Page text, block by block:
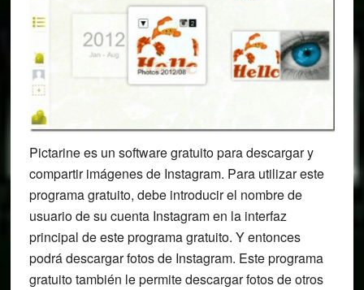
Pictarine es un software gratuito para descargar y
compartir imágenes de Instagram. Para utilizar este
programa gratuito, debe introducir el nombre de
usuario de su cuenta Instagram en la interfaz
principal de este programa gratuito. Y entonces
podrá descargar fotos de Instagram. Este programa
gratuito también le permite descargar fotos de otros